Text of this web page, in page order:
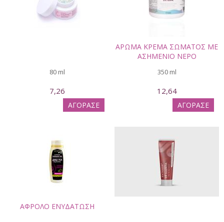
80 ml
7,26
ΑΓΟΡΑΣΕ
ΑΡΩΜΑ ΚΡΕΜΑ ΣΩΜΑΤΟΣ ΜΕ
ΑΣΗΜΕΝΙΟ ΝΕΡΟ
350 ml
12,64
ΑΓΟΡΑΣΕ
ΑΦΡΟΛΟ ΕΝΥΔΑΤΩΣΗ